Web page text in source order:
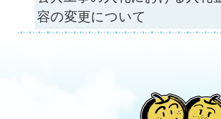
容の変更について